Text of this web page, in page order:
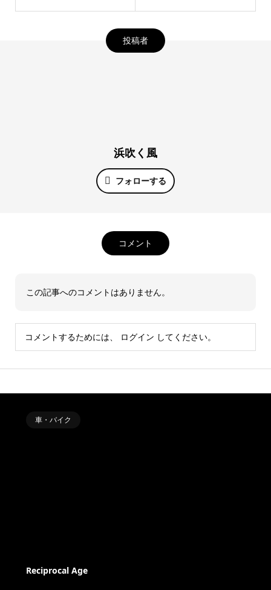
投稿者
浜吹く風
フォローする
コメント
この記事へのコメントはありません。
コメントするためには、 ログイン してください。
車・バイク
Reciprocal Age